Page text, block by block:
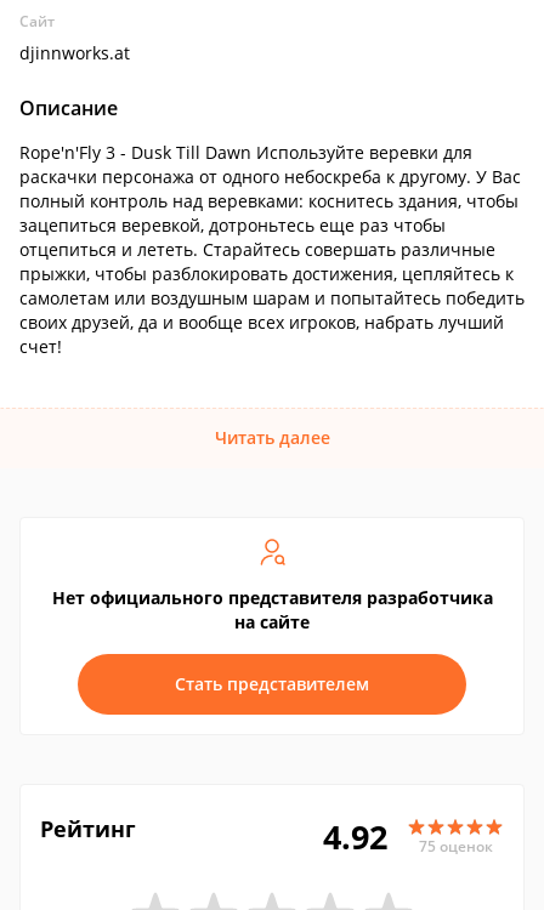
Сайт
djinnworks.at
Описание
Rope'n'Fly 3 - Dusk Till Dawn Используйте веревки для
раскачки персонажа от одного небоскреба к другому. У Вас
полный контроль над веревками: коснитесь здания, чтобы
зацепиться веревкой, дотроньтесь еще раз чтобы
отцепиться и лететь. Старайтесь совершать различные
прыжки, чтобы разблокировать достижения, цепляйтесь к
самолетам или воздушным шарам и попытайтесь победить
своих друзей, да и вообще всех игроков, набрать лучший
счет!
Читать далее
Нет официального представителя разработчика
на сайте
Стать представителем
Рейтинг 4.92 75 оценок